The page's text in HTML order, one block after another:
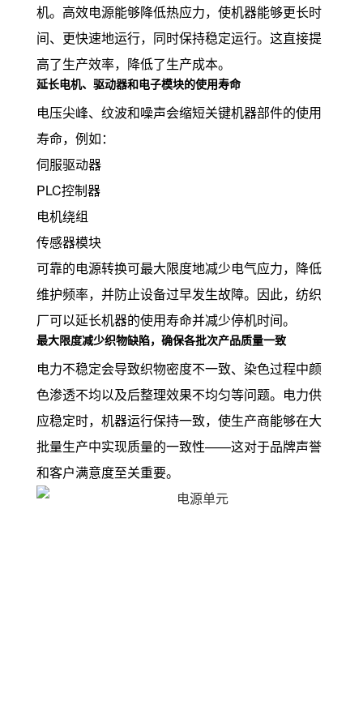
机。高效电源能够降低热应力，使机器能够更长时
间、更快速地运行，同时保持稳定运行。这直接提
高了生产效率，降低了生产成本。
延长电机、驱动器和电子模块的使用寿命
电压尖峰、纹波和噪声会缩短关键机器部件的使用
寿命，例如：
伺服驱动器
PLC控制器
电机绕组
传感器模块
可靠的电源转换可最大限度地减少电气应力，降低
维护频率，并防止设备过早发生故障。因此，纺织
厂可以延长机器的使用寿命并减少停机时间。
最大限度减少织物缺陷，确保各批次产品质量一致
电力不稳定会导致织物密度不一致、染色过程中颜
色渗透不均以及后整理效果不均匀等问题。电力供
应稳定时，机器运行保持一致，使生产商能够在大
批量生产中实现质量的一致性——这对于品牌声誉
和客户满意度至关重要。